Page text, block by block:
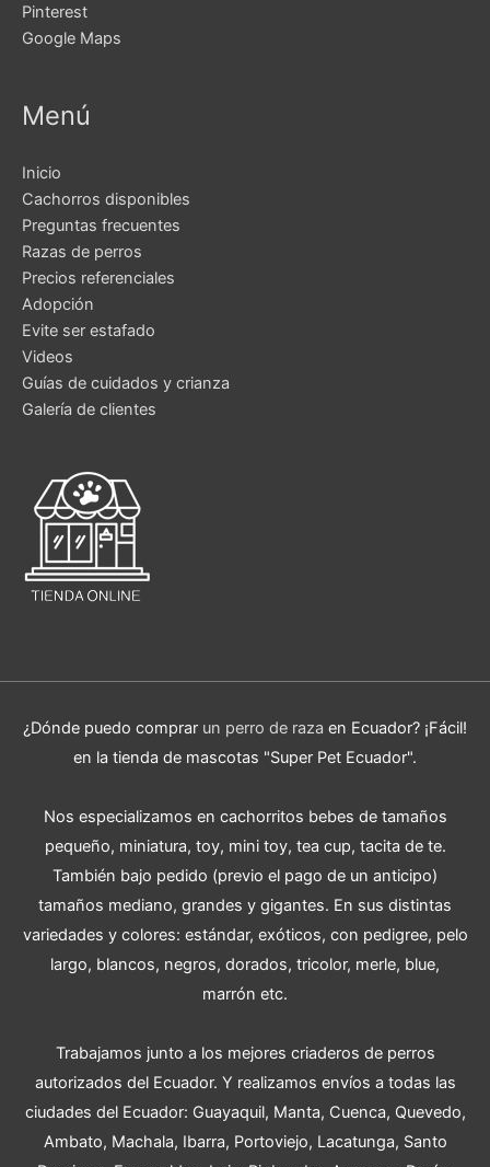
Pinterest
Google Maps
Menú
Inicio
Cachorros disponibles
Preguntas frecuentes
Razas de perros
Precios referenciales
Adopción
Evite ser estafado
Videos
Guías de cuidados y crianza
Galería de clientes
¿Dónde puedo comprar un perro de raza en Ecuador? ¡Fácil!
en la tienda de mascotas "Super Pet Ecuador".
Nos especializamos en cachorritos bebes de tamaños
pequeño, miniatura, toy, mini toy, tea cup, tacita de te.
También bajo pedido (previo el pago de un anticipo)
tamaños mediano, grandes y gigantes. En sus distintas
variedades y colores: estándar, exóticos, con pedigree, pelo
largo, blancos, negros, dorados, tricolor, merle, blue,
marrón etc.
Trabajamos junto a los mejores criaderos de perros
autorizados del Ecuador. Y realizamos envíos a todas las
ciudades del Ecuador: Guayaquil, Manta, Cuenca, Quevedo,
Ambato, Machala, Ibarra, Portoviejo, Lacatunga, Santo